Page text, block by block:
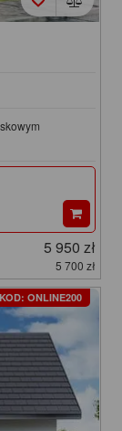
5 950 zł
5 700 zł
KOD: ONLINE200